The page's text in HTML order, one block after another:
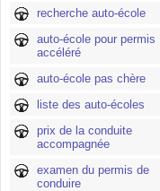
recherche auto-école
auto-école pour permis
accéléré
auto-école pas chère
liste des auto-écoles
prix de la conduite
accompagnée
examen du permis de
conduire